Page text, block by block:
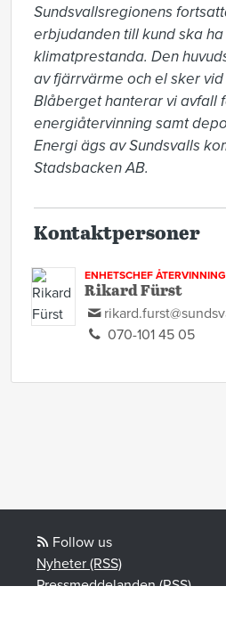
Sundsvallsregionens
erbjudanden till kund ska
klimatprestanda. Den
av fjärrvärme och el sker
Blåberget hanterar vi avfall
energiåtervinning samt
Energi ägs av Sundsvalls
Stadsbacken AB.
Kontaktpersoner
ENHETSCHEF ÅTERVINNING
Rikard Fürst
070-101 45 05
Follow us
Nyheter (RSS)
Pressmeddelanden (RSS)